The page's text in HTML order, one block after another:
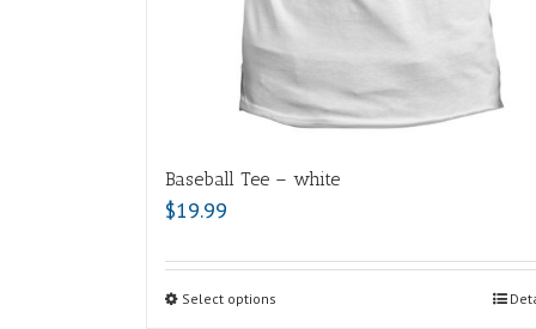
Baseball Tee – white
$19.99
Select options